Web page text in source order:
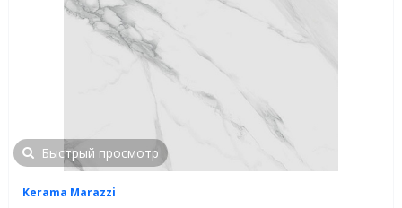
Быстрый просмотр
Kerama Marazzi